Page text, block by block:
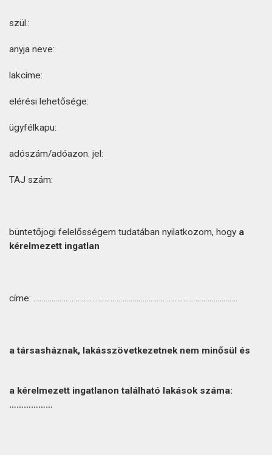
szül.:
anyja neve:
lakcíme:
elérési lehetősége:
ügyfélkapu:
adószám/adóazon. jel:
TAJ szám:
büntetőjogi felelősségem tudatában nyilatkozom, hogy a
kérelmezett ingatlan
címe: ………………………………………………………………………………………..
a társasháznak, lakásszövetkezetnek nem minősül és
a kérelmezett ingatlanon található lakások száma:
………………